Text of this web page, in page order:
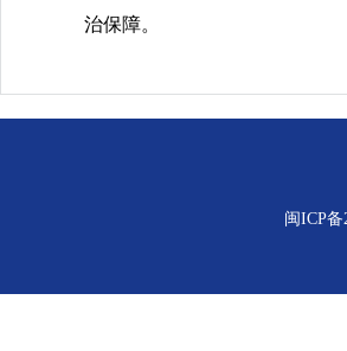
治保障。
闽ICP备